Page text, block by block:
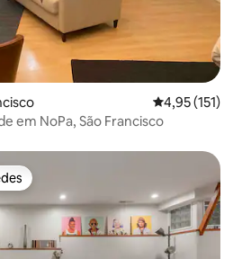
4,95 de uma
4,95 (151)
em NoPa, São Francisco
dos hóspedes